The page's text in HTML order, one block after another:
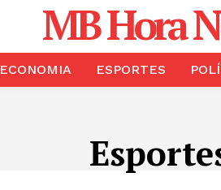
MB Hora
ECONOMIA ESPORTES